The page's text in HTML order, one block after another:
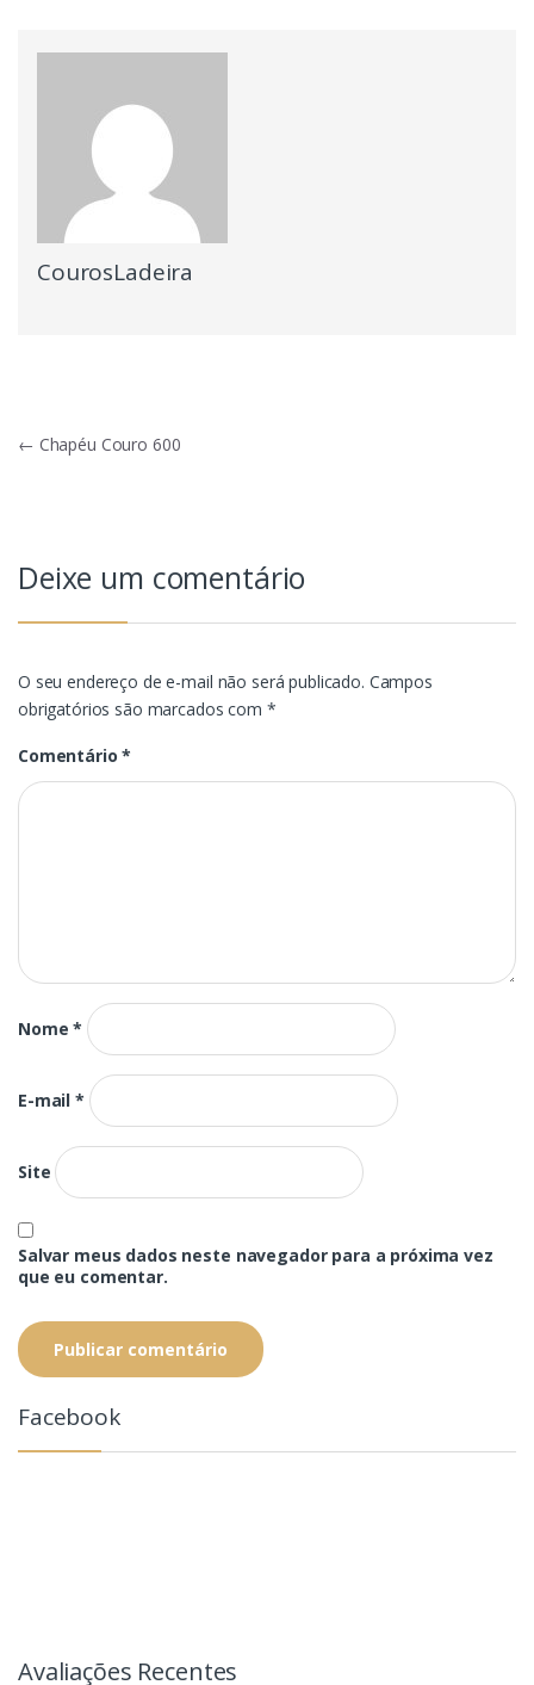
CourosLadeira
Navegação
← Chapéu Couro 600
Deixe um comentário
O seu endereço de e-mail não será publicado. Campos
obrigatórios são marcados com *
Comentário*
Nome*
E-mail*
Site
Salvar meus dados neste navegador para a próxima vez
que eu comentar.
Facebook
Avaliações Recentes